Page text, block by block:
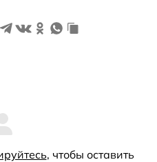
, чтобы оставить